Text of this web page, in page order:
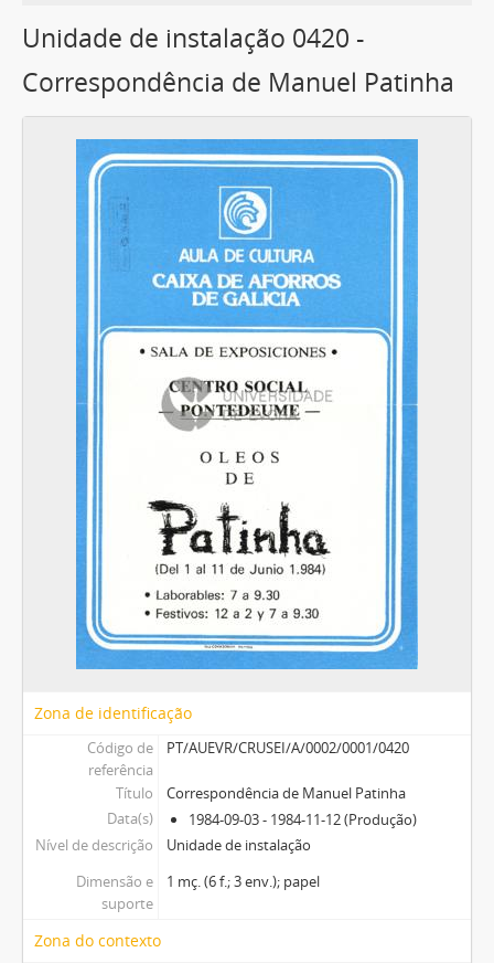
Unidade de instalação 0420 -
Correspondência de Manuel Patinha
Zona de identificação
Código de
referência
PT/AUEVR/CRUSEI/A/0002/0001/0420
Título
Correspondência de Manuel Patinha
Data(s)
1984-09-03 - 1984-11-12 (Produção)
Nível de descrição
Unidade de instalação
Dimensão e
suporte
1 mç. (6 f.; 3 env.); papel
Zona do contexto